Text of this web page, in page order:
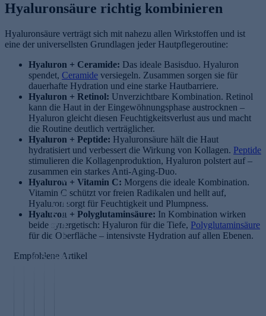
Hyaluronsäure richtig kombinieren
Hyaluronsäure verträgt sich mit nahezu allen Wirkstoffen und ist
eine der universellsten Grundlagen jeder Hautpflegeroutine:
Hyaluron + Ceramide: Das ideale Basisduo. Hyaluron
spendet, Ceramide versiegeln. Zusammen sorgen sie für
dauerhafte Hydration und eine starke Hautbarriere.
Hyaluron + Retinol: Unverzichtbare Kombination. Retinol
kann die Haut in der Eingewöhnungsphase austrocknen –
Hyaluron gleicht diesen Feuchtigkeitsverlust aus und macht
die Routine deutlich verträglicher.
Hyaluron + Peptide: Hyaluronsäure hält die Haut
hydratisiert und verbessert die Wirkung von Kollagen. Peptide
stimulieren die Kollagenproduktion, Hyaluron polstert auf –
zusammen ein starkes Anti-Aging-Duo.
Hyaluron + Vitamin C: Morgens die ideale Kombination.
Vitamin C schützt vor freien Radikalen und hellt auf,
Hyaluron sorgt für Feuchtigkeit und Plumpness.
Hyaluron + Polyglutaminsäure: In Kombination wirken
beide synergetisch: Hyaluron für die Tiefe, Polyglutaminsäure
für die Oberfläche – intensivste Hydration auf allen Ebenen.
Empfohlene Artikel
ia S
G
e
si
c
ts
W
as
ist
ei
n
E
zy